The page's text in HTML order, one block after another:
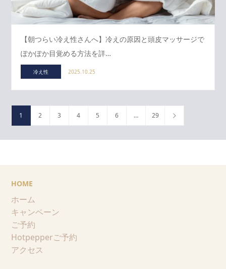
【朝つらい冷え性さんへ】冷えの原因と頭皮マッサージで
ぽかぽか目覚める方法を詳…
冷え性 2025.10.25
1 2 3 4 5 6 … 29
HOME
ホーム
キャンペーン
ご予約
Hotpepperご予約
アクセス